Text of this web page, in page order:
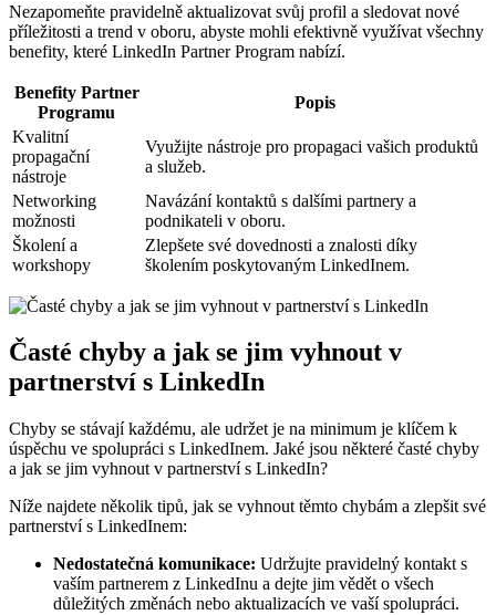
Nezapomeňte pravidelně aktualizovat svůj profil a sledovat nové
příležitosti a trend v oboru, abyste mohli efektivně využívat všechny
benefity, které LinkedIn Partner Program nabízí.
Benefity Partner
Programu
Popis
Kvalitní
propagační
nástroje
Využijte nástroje pro propagaci vašich produktů
a služeb.
Networking
možnosti
Navázání kontaktů s dalšími partnery a
podnikateli v oboru.
Školení a
workshopy
Zlepšete své dovednosti a znalosti díky
školením poskytovaným LinkedInem.
Časté chyby a jak se jim vyhnout v
partnerství s LinkedIn
Chyby se stávají každému, ale udržet je na minimum je klíčem k
úspěchu ve spolupráci s LinkedInem. Jaké jsou některé časté chyby
a jak se jim vyhnout v partnerství s LinkedIn?
Níže najdete několik tipů, jak se vyhnout těmto chybám a zlepšit své
partnerství s LinkedInem:
Nedostatečná komunikace: Udržujte pravidelný kontakt s
vaším partnerem z LinkedInu a dejte jim vědět o všech
důležitých změnách nebo aktualizacích ve vaší spolupráci.